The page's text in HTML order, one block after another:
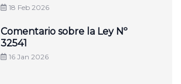
18 Feb 2026
Comentario sobre la Ley Nº
32541
16 Jan 2026